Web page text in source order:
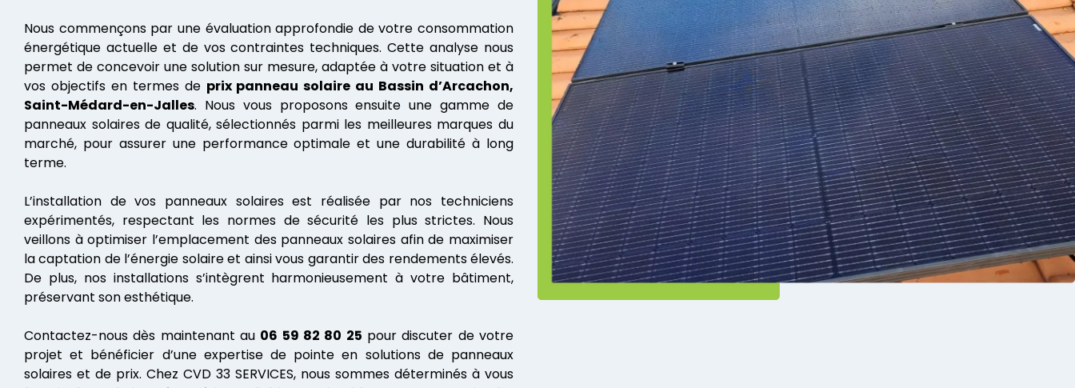
Nous commençons par une évaluation approfondie de votre consommation
énergétique actuelle et de vos contraintes techniques. Cette analyse nous
permet de concevoir une solution sur mesure, adaptée à votre situation et à
vos objectifs en termes de prix panneau solaire au Bassin d’Arcachon,
Saint-Médard-en-Jalles. Nous vous proposons ensuite une gamme de
panneaux solaires de qualité, sélectionnés parmi les meilleures marques du
marché, pour assurer une performance optimale et une durabilité à long
terme.
L’installation de vos panneaux solaires est réalisée par nos techniciens
expérimentés, respectant les normes de sécurité les plus strictes. Nous
veillons à optimiser l’emplacement des panneaux solaires afin de maximiser
la captation de l’énergie solaire et ainsi vous garantir des rendements élevés.
De plus, nos installations s’intègrent harmonieusement à votre bâtiment,
préservant son esthétique.
Contactez-nous dès maintenant au 06 59 82 80 25 pour discuter de votre
projet et bénéficier d’une expertise de pointe en solutions de panneaux
solaires et de prix. Chez CVD 33 SERVICES, nous sommes déterminés à vous